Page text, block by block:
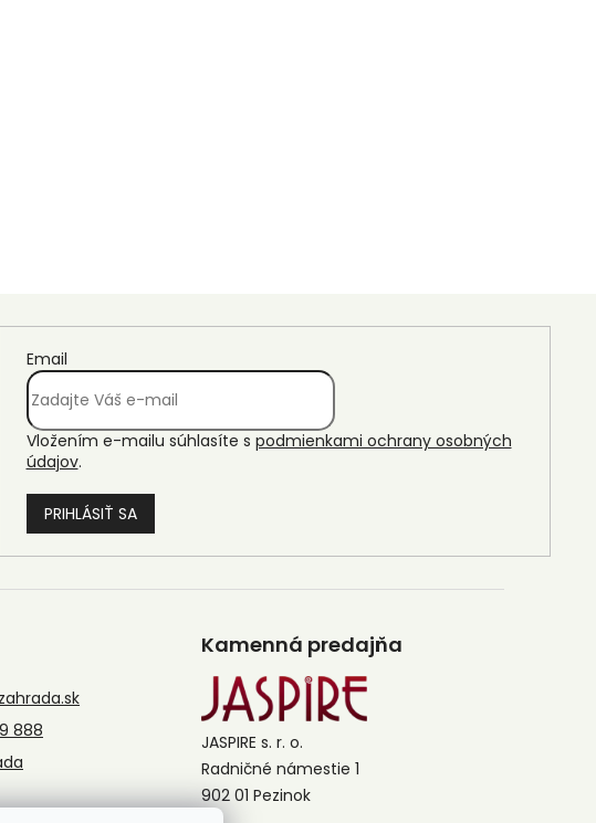
Email
Vložením e-mailu súhlasíte s podmienkami ochrany osobných
údajov.
PRIHLÁSIŤ SA
888
Kamenná predajňa
JASPIRE s. r. o.
Radničné námestie 1
902 01 Pezinok